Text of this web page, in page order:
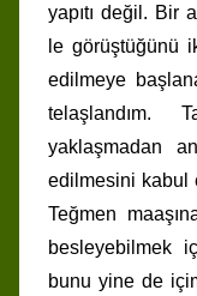
yapıtı değil. Bir
le görüştüğünü
edilmeye
telaşlandım.
yaklaşmadan
edilmesini kabul
Teğmen
besleyebilmek
bunu yine de